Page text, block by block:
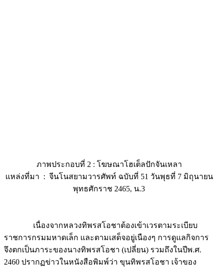
ภาพประกอบที่ 2 : โฆษณาโฮเต็ลปักจันเหลา
แหล่งที่มา : จีนโนสยามวารศัพท์ ฉบับที่ 51 วันพุธที่ 7 มิถุนายน
พุทธศักราช 2465, น.3
เนื่องจากหลวงทิพรสโอชาต้องเข้าเวรตามระเบียบ
ราชการกรมมหาดเล็ก และตามเสด็จอยู่เนืองๆ การดูแลกิจการ
จึงตกเป็นภาระของนางทิพรสโอชา (เปลี่ยน) รวมถึงในปีพ.ศ.
2460 ปรากฏข่าวในหนังสือพิมพ์ว่า ขุนทิพรสโอชา เจ้าของ